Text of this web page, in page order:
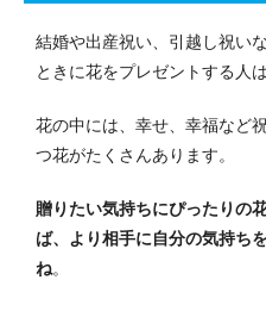
結婚や出産祝い、引越し祝い
ときに花をプレゼントする人
花の中には、幸せ、幸福など
つ花がたくさんあります。
贈りたい気持ちにぴったりの
ば、より相手に自分の気持ち
ね。